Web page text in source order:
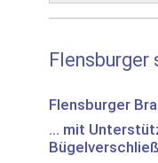
Flensburger
Flensburger
... mit